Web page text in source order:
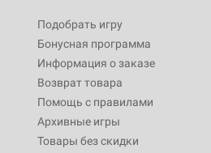
Подобрать игру
Бонусная программа
Информация о заказе
Возврат товара
Помощь с правилами
Архивные игры
Товары без скидки